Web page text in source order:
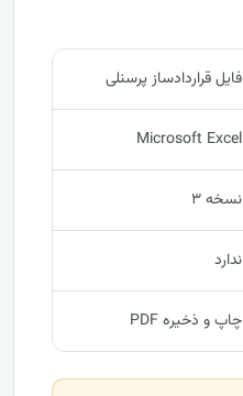
فایل قراردادساز پرسنلی
Microsoft Excel
نسخه ۳
ندارد
چاپ و ذخیره PDF